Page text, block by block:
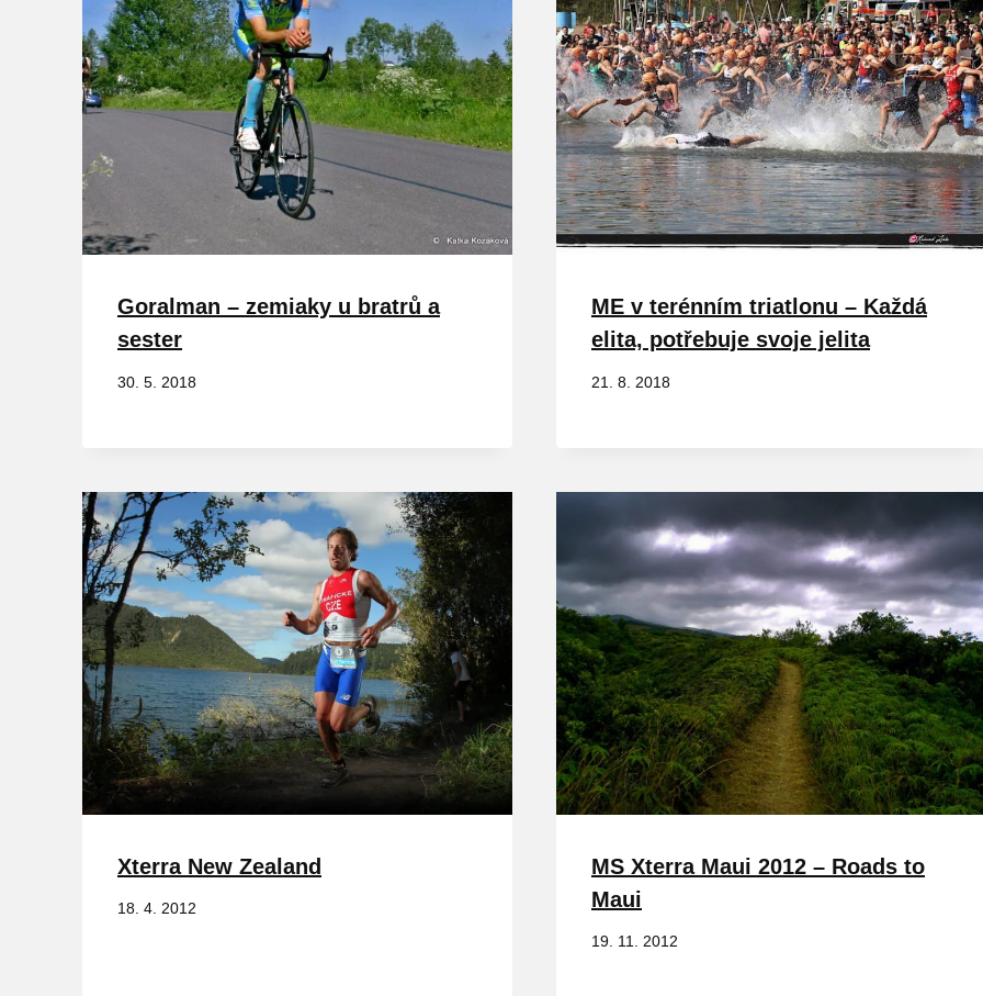
Goralman – zemiaky u bratrů a
sester
30. 5. 2018
ME v terénním triatlonu – Každá
elita, potřebuje svoje jelita
21. 8. 2018
Xterra New Zealand
18. 4. 2012
MS Xterra Maui 2012 – Roads to
Maui
19. 11. 2012